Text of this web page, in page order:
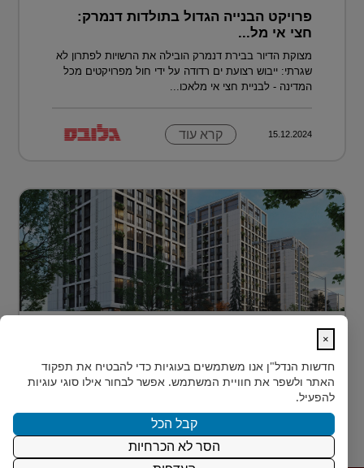
פרויקט הבנייה הגדול בתולדות דנמרק:
חצי אי מל...
מצוקת הדיור בבירת דנמרק הובילה את הרשויות לפתרון לא
שגרתי: ייבוש רצועת ים רדודה על ידי חול מפרויקטים מכל
המדינה - לבניית חצי אי מלאכו...
15.12.2024 קרא עוד
כשחושבים על השקעות נדל"ן מעבר לים, מדינה אחת
נמצאת בשנים האחרונות בראש הרשימה של משקיעים
ישראלים רבים: גאורגיה. ...
15.12.2024 קרא עוד
×
חדשות הנדל"ן אנו משתמשים בעוגיות כדי להבטיח את תפקוד
האתר ולשפר את חוויית המשתמש. אפשר לבחור אילו סוגי עוגיות
להפעיל.
קבל הכל
הסר לא הכרחיות